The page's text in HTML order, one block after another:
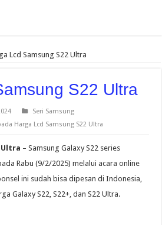
Lcd Samsung S22 Ultra
S22 Ultra
Seri Samsung
Harga Lcd Samsung S22 Ultra
Ultra – Samsung Galaxy S22 series
Rabu (9/2/2025) melalui acara online
ini sudah bisa dipesan di Indonesia,
Galaxy S22, S22+, dan S22 Ultra.